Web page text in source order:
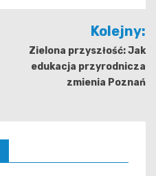
Kolejny:
Zielona przyszłość: Jak
edukacja przyrodnicza
zmienia Poznań